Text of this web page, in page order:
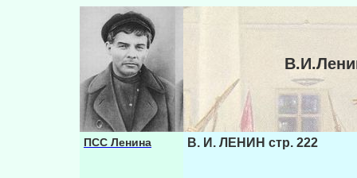
ПСС Ленина В. И. ЛЕНИН стр. 222